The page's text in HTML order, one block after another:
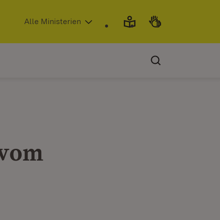
in neuem Fenster)
Alle Ministerien